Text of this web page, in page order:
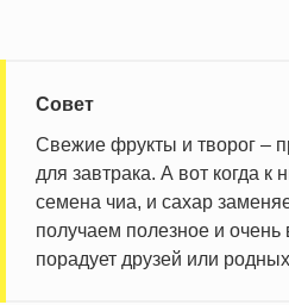
Совет
Свежие фрукты и творог –
для завтрака. А вот когда к
семена чиа, и сахар
получаем полезное и очень
порадует друзей или